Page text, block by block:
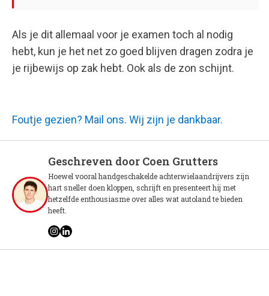
Als je dit allemaal voor je examen toch al nodig
hebt, kun je het net zo goed blijven dragen zodra je
je rijbewijs op zak hebt. Ook als de zon schijnt.
Foutje gezien? Mail ons. Wij zijn je dankbaar.
Geschreven door Coen Grutters
Hoewel vooral handgeschakelde achterwielaandrijvers zijn
hart sneller doen kloppen, schrijft en presenteert hij met
hetzelfde enthousiasme over alles wat autoland te bieden
heeft.